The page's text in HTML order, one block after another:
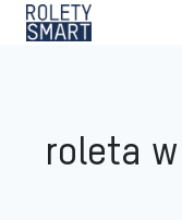
Przejdź
roleta